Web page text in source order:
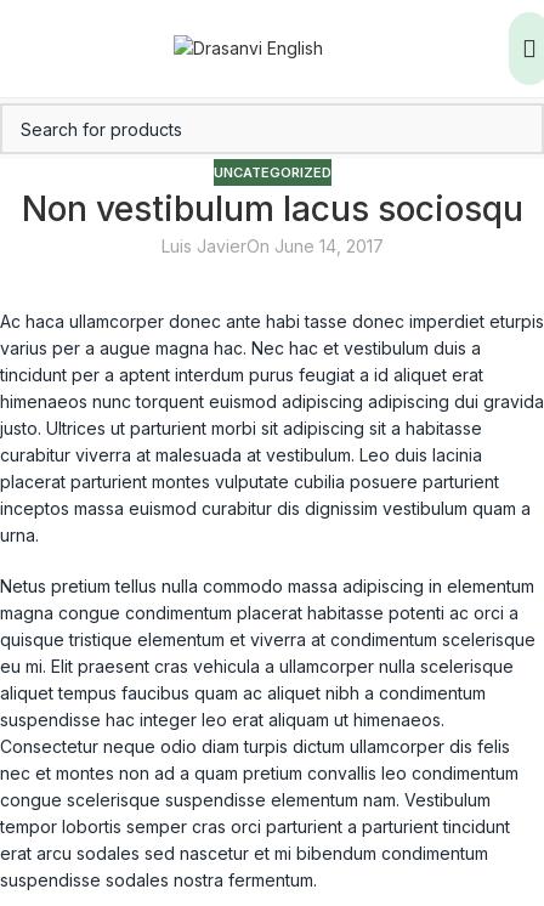
UNCATEGORIZED
Non vestibulum lacus sociosqu
Luis JavierOn June 14, 2017
Ac haca ullamcorper donec ante habi tasse donec imperdiet eturpis
varius per a augue magna hac. Nec hac et vestibulum duis a
tincidunt per a aptent interdum purus feugiat a id aliquet erat
himenaeos nunc torquent euismod adipiscing adipiscing dui gravida
justo. Ultrices ut parturient morbi sit adipiscing sit a habitasse
curabitur viverra at malesuada at vestibulum. Leo duis lacinia
placerat parturient montes vulputate cubilia posuere parturient
inceptos massa euismod curabitur dis dignissim vestibulum quam a
urna.
Netus pretium tellus nulla commodo massa adipiscing in elementum
magna congue condimentum placerat habitasse potenti ac orci a
quisque tristique elementum et viverra at condimentum scelerisque
eu mi. Elit praesent cras vehicula a ullamcorper nulla scelerisque
aliquet tempus faucibus quam ac aliquet nibh a condimentum
suspendisse hac integer leo erat aliquam ut himenaeos.
Consectetur neque odio diam turpis dictum ullamcorper dis felis
nec et montes non ad a quam pretium convallis leo condimentum
congue scelerisque suspendisse elementum nam. Vestibulum
tempor lobortis semper cras orci parturient a parturient tincidunt
erat arcu sodales sed nascetur et mi bibendum condimentum
suspendisse sodales nostra fermentum.